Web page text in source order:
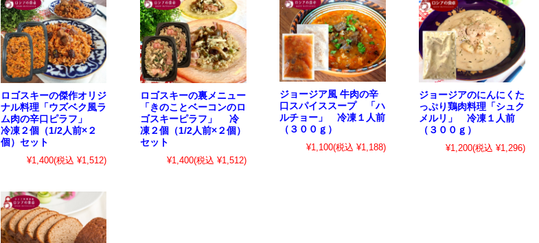
ロゴスキーの傑作オリジ
ナル料理「ウズベク風ラ
ム肉の辛口ピラフ」
冷凍２個（1/2人前×２
個）セット
¥1,400(税込 ¥1,512)
ロゴスキーの裏メニュー
「きのことベーコンのロ
ゴスキーピラフ」 冷
凍２個（1/2人前×２個）
セット
¥1,400(税込 ¥1,512)
ジョージア風 牛肉の辛
口スパイススープ 「ハ
ルチョー」 冷凍１人前
（３００ｇ）
¥1,100(税込 ¥1,188)
ジョージアのにんにくた
っぷり鶏肉料理「シュク
メルリ」 冷凍１人前
（３００ｇ）
¥1,200(税込 ¥1,296)